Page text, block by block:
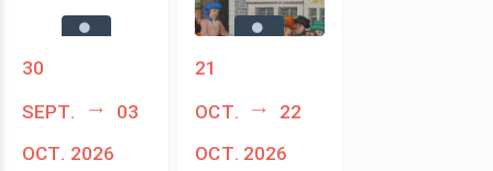
30
sept.
03
oct. 2026
21
oct.
22
oct. 2026